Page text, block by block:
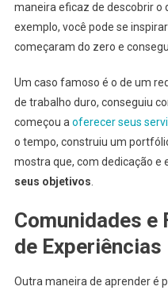
maneira eficaz de descobrir o
exemplo, você pode se
começaram do zero e
Um caso famoso é o de um
de trabalho duro, conseguiu
começou aoferecer seus
o tempo, construiu um
mostra que, com dedicação e
seus objetivos.
Comunidades e
de Experiências
Outra maneira de aprender é